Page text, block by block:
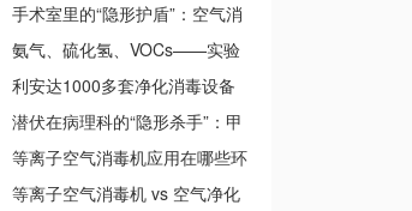
手术室里的“隐形护盾”：空气消
毒装置如何筑起感染控制第 一关？
氨气、硫化氢、VOCs——实验
室臭气的“三大元凶”与应对之道
利安达1000多套净化消毒设备
成功入驻郫都区中医医院新院区
潜伏在病理科的“隐形杀手”：甲
醛超标，你的防护做到位了吗？
等离子空气消毒机应用在哪些环
境？一文讲透它的全域守护能力
等离子空气消毒机 vs 空气净化